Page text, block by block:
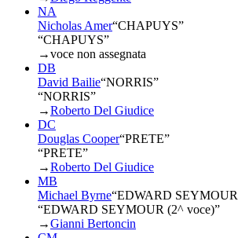
NA
Nicholas Amer“CHAPUYS”
“CHAPUYS”
→voce non assegnata
DB
David Bailie“NORRIS”
“NORRIS”
→Roberto Del Giudice
DC
Douglas Cooper“PRETE”
“PRETE”
→Roberto Del Giudice
MB
Michael Byrne“EDWARD
“EDWARD SEYMOUR (2^ voce)”
→Gianni Bertoncin